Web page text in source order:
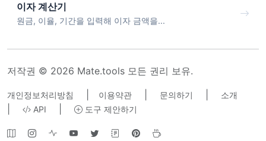
이자 계산기
원금, 이율, 기간을 입력해 이자 금액을...
저작권 © 2026 Mate.tools 모든 권리 보유.
개인정보처리방침 이용약관 문의하기 소개
API 도구 제안하기